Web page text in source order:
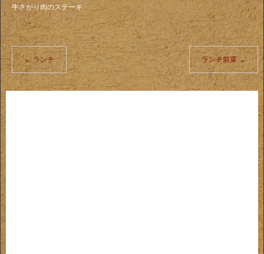
牛さがり肉のステーキ
←ランチ ランチ前菜 →